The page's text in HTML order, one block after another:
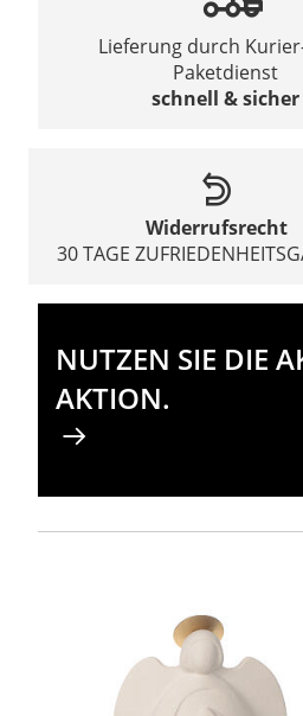
Lieferung durch
Paketdienst
schnell & sicher
Widerrufsrecht
30 TAGE
NUTZEN SIE DIE
AKTION.